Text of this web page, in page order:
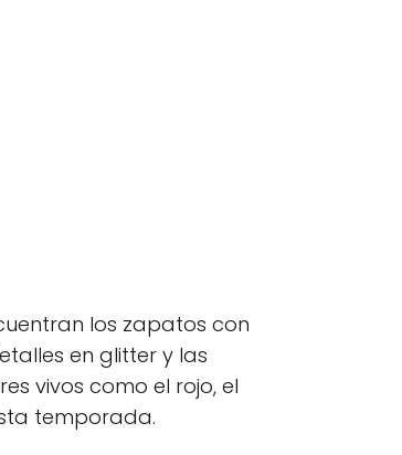
los zapatos con
en glitter y las
vivos como el rojo, el
temporada.